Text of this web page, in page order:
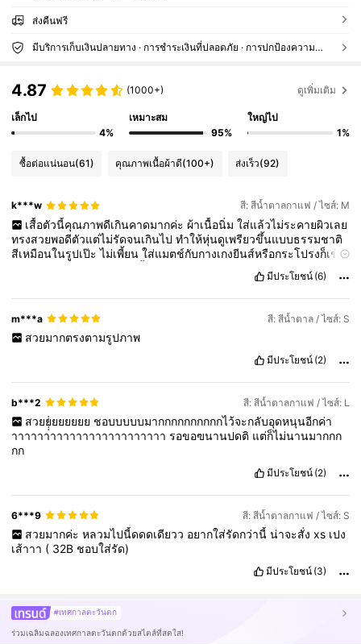
ส่งคืนฟรี
มีบริการเก็บเงินปลายทาง · การชำระเงินที่ปลอดภัย · การปกป้องความเป็นส่วนตัว
4.87 (1000+) ดูเพิ่มเติม
เล็กไป
4%
เหมาะสม
95%
ใหญ่ไป
1%
ซื้อต่อแน่นอน(61) คุณภาพเนื้อผ้าดี(100+) ส่งเร็ว(92)
k***w สี: สีน้ำตาลกาแฟ / ไซส์: M
เสื้อตัวนี้คุณภาพดีเกินคาดมากค่ะ ผ้าเนื้อนิ่ม ใส่แล้วไม่ระคายผิวเลย
ทรงสวยพอดีตัวแต่ไม่รัดจนเกินไปทำให้หุ่นดูเพรียวขึ้นแบบธรรมชาติ
สีเหมือนในรูปเป๊ะไม่เพี้ยนใส่แมตช์กับกางเกงยีนส์หรือกระโปรงก็เข้า
ระบายอากาศดีเหมาะกับ
ราคาก็ถือว่าคุ้มค่ากับคุณภาพใครกำลังมอง
หาเสื้อที่ใส่ได้บ่อยและดูดีทุกโอกาสแนะนำให้ลองตัวนี้เลยค่ะรับรอง
ไม่ผิดหวัง!
มีประโยชน์ (6)
m***a สี: สีน้ำตาล / ไซส์: S
สวยมากตรงตามรูปภาพ
มีประโยชน์ (2)
b***2 สี: สีน้ำตาลกาแฟ / ไซส์: L
สวยยยยยยยย ชอบบบบบมากกกกกกกกกกไว้จะกลับอุดหนุนอีกค่า
าาาาาา่่่่่่าาาาาาาาาาาาาาาาาารอขอฃนานปดติ แต่ก็ไม่นานมากกก
กก
มีประโยชน์ (2)
6***9 สี: สีน้ำตาลกาแฟ / ไซส์: S
สวยมากค่ะ หลวมไปนี้ดดดเดียวว อยากใส่รัดกว่านี้ น่าจะสั่ง xs เปง
เส้าาา ( 32B ชอบใส่รัด)
มีประโยชน์ (3)
#เทศกาลตะวันตก
ร่วมเฉลิมฉลองเทศกาลตะวันตกด้วยสไตล์ที่สดใส!